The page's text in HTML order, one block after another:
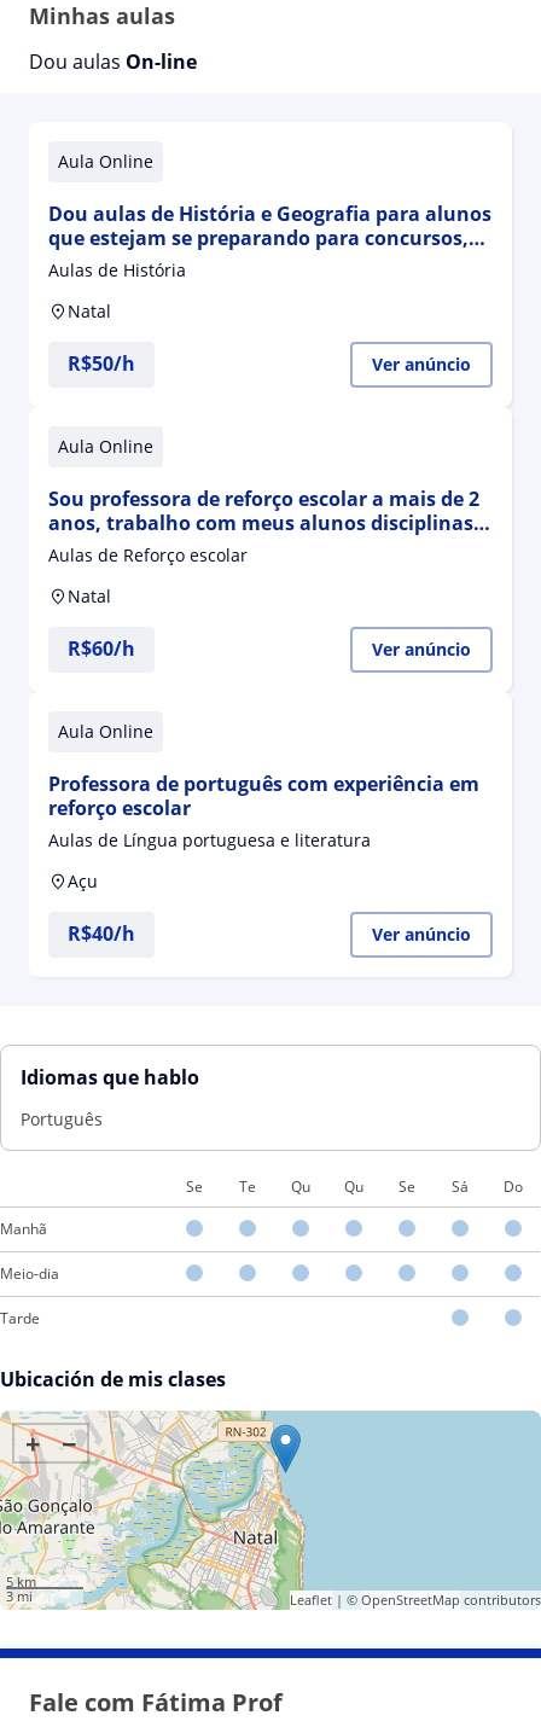
Minhas aulas
Dou aulas On-line
Aula Online
Dou aulas de História e Geografia para alunos
que estejam se preparando para concursos,
ENEM, IF e outros
Aulas de História
Natal
R$50/h Ver anúncio
Aula Online
Sou professora de reforço escolar a mais de 2
anos, trabalho com meus alunos disciplinas
de humanas e redação
Aulas de Reforço escolar
Natal
R$60/h Ver anúncio
Aula Online
Professora de português com experiência em
reforço escolar
Aulas de Língua portuguesa e literatura
Açu
R$40/h Ver anúncio
Idiomas que hablo
Português
Se Te Qu Qu Se Sá Do
Manhã
Meio-dia
Tarde
Ubicación de mis clases
+ −
5 km
3 mi
Leaflet| © OpenStreetMap contributors
Fale com Fátima Prof